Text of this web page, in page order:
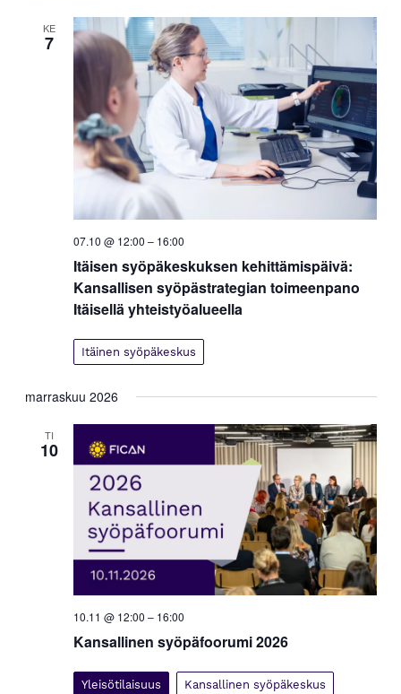
KE
7
07.10 @ 12:00 – 16:00
Itäisen syöpäkeskuksen kehittämispäivä:
Kansallisen syöpästrategian toimeenpano
Itäisellä yhteistyöalueella
Itäinen syöpäkeskus
marraskuu 2026
TI
10
10.11 @ 12:00 – 16:00
Kansallinen syöpäfoorumi 2026
Yleisötilaisuus Kansallinen syöpäkeskus